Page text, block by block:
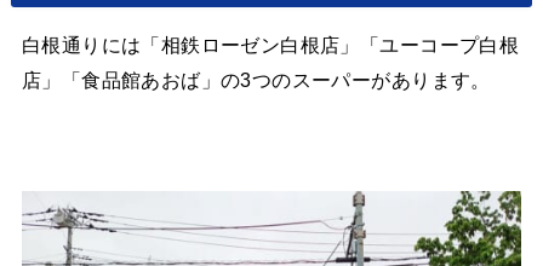
白根通りには「相鉄ローゼン白根店」「ユーコープ白根
店」「食品館あおば」の3つのスーパーがあります。